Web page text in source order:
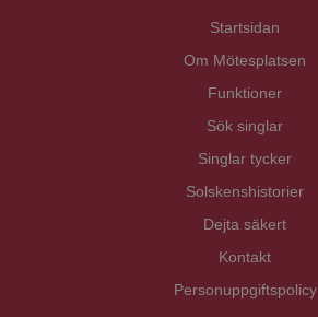
Startsidan
Om Mötesplatsen
Funktioner
Sök singlar
Singlar tycker
Solskenshistorier
Dejta säkert
Kontakt
Personuppgiftspolicy